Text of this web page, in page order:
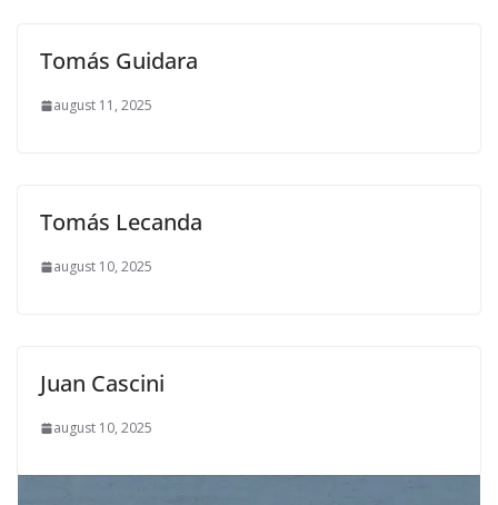
Tomás Guidara
august 11, 2025
Tomás Lecanda
august 10, 2025
Juan Cascini
august 10, 2025